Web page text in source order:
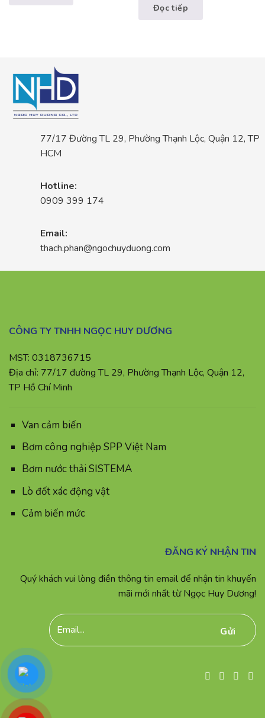
Đọc tiếp
77/17 Đường TL 29, Phường Thạnh Lộc, Quận 12, TP
HCM
Hotline:
0909 399 174
Email:
thach.phan@ngochuyduong.com
CÔNG TY TNHH NGỌC HUY DƯƠNG
MST: 0318736715
Địa chỉ: 77/17 đường TL 29, Phường Thạnh Lộc, Quận 12,
TP Hồ Chí Minh
Van cảm biến
Bơm công nghiệp SPP Việt Nam
Bơm nước thải SISTEMA
Lò đốt xác động vật
Cảm biến mức
ĐĂNG KÝ NHẬN TIN
Quý khách vui lòng điền thông tin email để nhận tin khuyến
mãi mới nhất từ Ngọc Huy Dương!